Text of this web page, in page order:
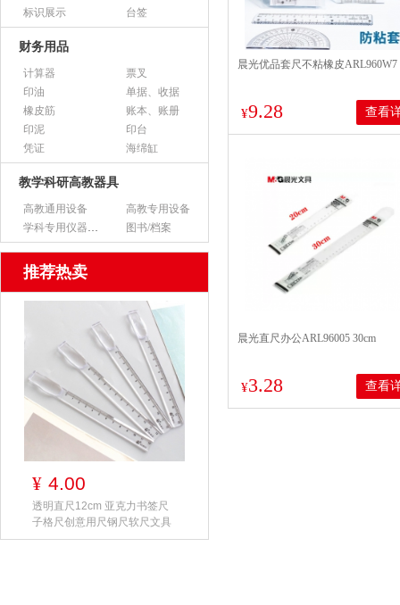
标识展示
台签
财务用品
计算器
票叉
印油
单据、收据
橡皮筋
账本、账册
印泥
印台
凭证
海绵缸
教学科研高教器具
高教通用设备
高教专用设备
学科专用仪器设备
图书/档案
推荐热卖
¥ 4.00
透明直尺12cm 亚克力书签尺
子格尺创意用尺钢尺软尺文具
夹
晨光优品套尺不粘橡皮ARL960W7
¥9.28 查看
晨光直尺办公ARL96005 30cm
¥3.28 查看